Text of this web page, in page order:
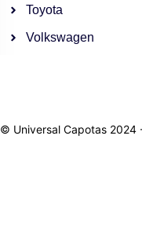
Toyota
Volkswagen
© Universal Capotas 2024